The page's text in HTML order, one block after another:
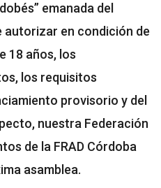
emanada del
autorizar en condición de
18 años, los
los requisitos
provisorio y del
nuestra Federación
de la FRAD Córdoba
asamblea.